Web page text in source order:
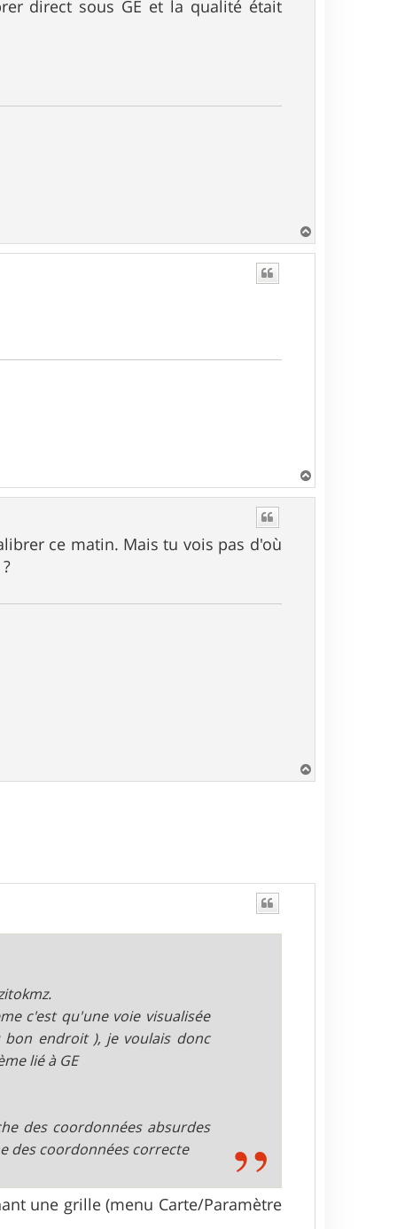
direct sous GE et la qualité était
a
u
a
ce matin. Mais tu vois pas d'où
a
c'est qu'une voie visualisée
endroit ), je voulais donc
lié à GE
des coordonnées absurdes
des coordonnées correcte
une grille (menu Carte/Paramètre